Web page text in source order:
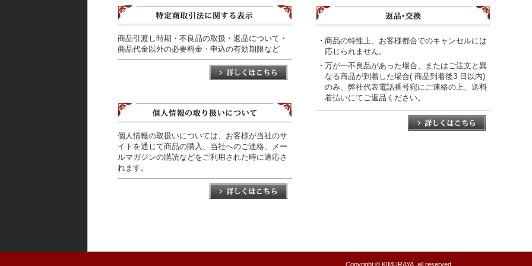
商品引渡し時期・不良品の取扱・返品について・
商品代金以外の必要料金・申込の有効期限など
個人情報の取扱いについては、お客様が当社のサ
イトを通じて商品の購入、当社へのご連絡、メー
ルマガジンの購読などをご利用された時に適応さ
れます。
商品の特性上、お客様都合でのキャンセルには
応じられません。
万が一不良品があった場合、またはご注文と異
なる商品が到着した場合( 商品到着後3 日以内)
のみ、弊社代表電話番号宛にご連絡の上、送料
着払いにてご返品ください。
Copyright © KIMURAYA. all reserved.